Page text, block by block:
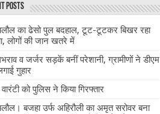
Posts
का ढेसो पुल बदहाल, टूट-टूटकर बिखर रहा
लोगों की जान खतरे में
व जर्जर सड़कें बनीं परेशानी, ग्रामीणों ने डीएम
गुहार
को पुलिस ने किया गिरफ्तार
बजहा उर्फ अहिरौली का अमृत सरोवर बना